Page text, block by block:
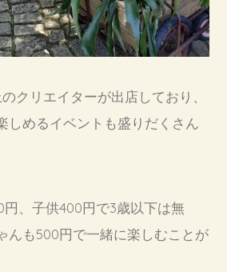
クリエイターが出店しており、
しめるイベントも盛りだくさん
円、子供400円で3歳以下は無
んも500円で一緒に楽しむことが